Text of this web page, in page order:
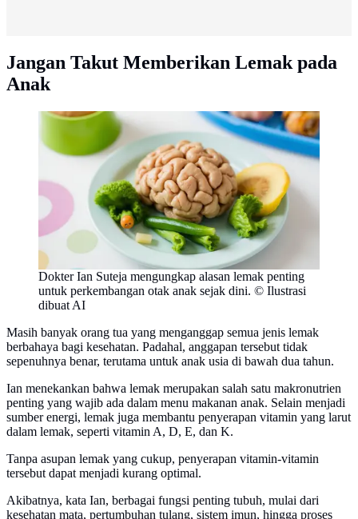
Jangan Takut Memberikan Lemak pada
Anak
Dokter Ian Suteja mengungkap alasan lemak penting
untuk perkembangan otak anak sejak dini. © Ilustrasi
dibuat AI
Masih banyak orang tua yang menganggap semua jenis lemak
berbahaya bagi kesehatan. Padahal, anggapan tersebut tidak
sepenuhnya benar, terutama untuk anak usia di bawah dua tahun.
Ian menekankan bahwa lemak merupakan salah satu makronutrien
penting yang wajib ada dalam menu makanan anak. Selain menjadi
sumber energi, lemak juga membantu penyerapan vitamin yang larut
dalam lemak, seperti vitamin A, D, E, dan K.
Tanpa asupan lemak yang cukup, penyerapan vitamin-vitamin
tersebut dapat menjadi kurang optimal.
Akibatnya, kata Ian, berbagai fungsi penting tubuh, mulai dari
kesehatan mata, pertumbuhan tulang, sistem imun, hingga proses